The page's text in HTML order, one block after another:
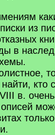
из
в
кто
в.